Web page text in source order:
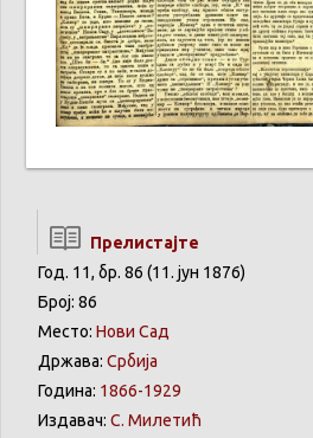
Прелистајте
Год. 11, бр. 86 (11. јун 1876)
Број: 86
Место: Нови Сад
Држава: Србија
Година: 1866-1929
Издавач: С. Милетић